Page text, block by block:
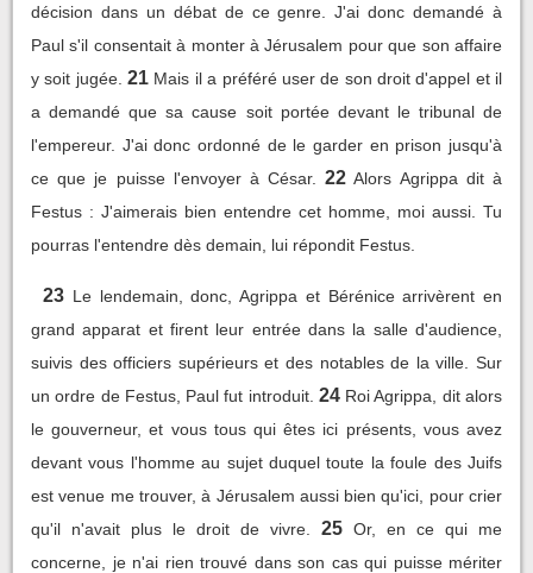
décision dans un débat de ce genre. J'ai donc demandé à
Paul s'il consentait à monter à Jérusalem pour que son affaire
y soit jugée. 21 Mais il a préféré user de son droit d'appel et il
a demandé que sa cause soit portée devant le tribunal de
l'empereur. J'ai donc ordonné de le garder en prison jusqu'à
ce que je puisse l'envoyer à César.
22 Alors Agrippa dit à
Festus : J'aimerais bien entendre cet homme, moi aussi. Tu
pourras l'entendre dès demain, lui répondit Festus.
23 Le lendemain, donc, Agrippa et Bérénice arrivèrent en
grand apparat et firent leur entrée dans la salle d'audience,
suivis des officiers supérieurs et des notables de la ville. Sur
un ordre de Festus, Paul fut introduit. 24 Roi Agrippa, dit alors
le gouverneur, et vous tous qui êtes ici présents, vous avez
devant vous l'homme au sujet duquel toute la foule des Juifs
est venue me trouver, à Jérusalem aussi bien qu'ici, pour crier
qu'il n'avait plus le droit de vivre.
25 Or, en ce qui me
concerne, je n'ai rien trouvé dans son cas qui puisse mériter